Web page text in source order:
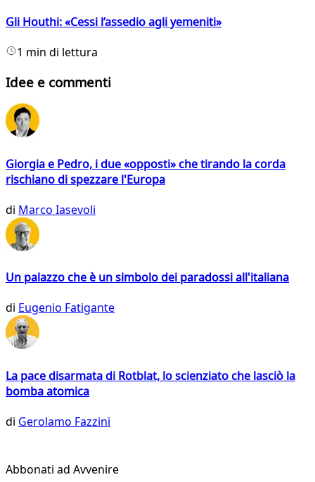
Gli Houthi: «Cessi l’assedio agli yemeniti»
1 min di lettura
Idee e commenti
Giorgia e Pedro, i due «opposti» che tirando la corda
rischiano di spezzare l'Europa
di Marco Iasevoli
Un palazzo che è un simbolo dei paradossi all'italiana
di Eugenio Fatigante
La pace disarmata di Rotblat, lo scienziato che lasciò la
bomba atomica
di Gerolamo Fazzini
Abbonati ad Avvenire